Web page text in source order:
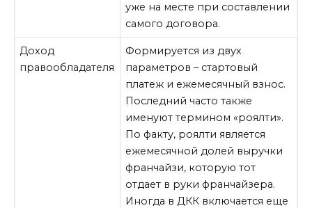
уже на месте при составлении
самого договора.
Доход
правообладателя
Формируется из двух
параметров – стартовый
платеж и ежемесячный взнос.
Последний часто также
именуют термином «роялти».
По факту, роялти является
ежемесячной долей выручки
франчайзи, которую тот
отдает в руки франчайзера.
Иногда в ДКК включается еще